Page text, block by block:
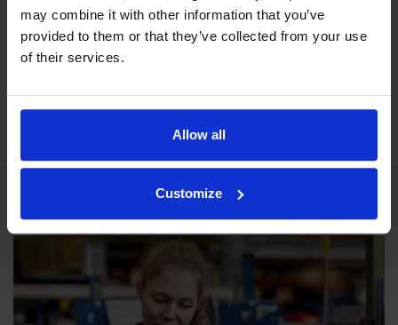
may combine it with other information that you’ve
provided to them or that they’ve collected from your use
of their services.
Allow all
Customize
Tuotenumero 5217296